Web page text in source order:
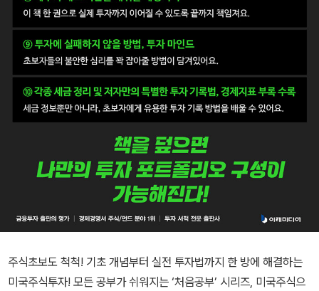
주식초보도 척척! 기초 개념부터 실전 투자법까지 한 방에 해결하는
미국주식투자! 모든 공부가 쉬워지는 ‘처음공부’ 시리즈, 미국주식으